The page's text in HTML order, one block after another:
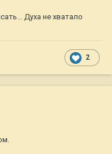
Духа не хватало
2